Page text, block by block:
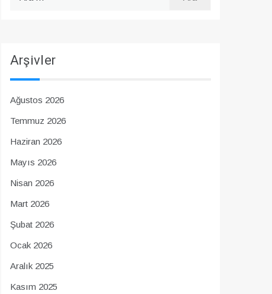
Arşivler
Ağustos 2026
Temmuz 2026
Haziran 2026
Mayıs 2026
Nisan 2026
Mart 2026
Şubat 2026
Ocak 2026
Aralık 2025
Kasım 2025